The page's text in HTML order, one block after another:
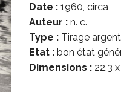
Date : 1960, circa
Auteur : n. c.
Type : Tirage
Etat : bon état
Dimensions : 22,3